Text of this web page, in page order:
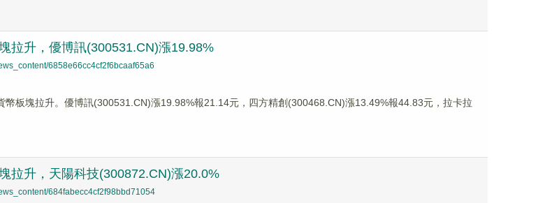
拉升，優博訊(300531.CN)漲19.98%
6858e66cc4cf2f6bcaaf65a6
幣板塊拉升。優博訊(300531.CN)漲19.98%報21.14元，四方精創(300468.CN)漲13.49%報44.83元，拉卡拉
拉升，天陽科技(300872.CN)漲20.0%
684fabecc4cf2f98bbd71054